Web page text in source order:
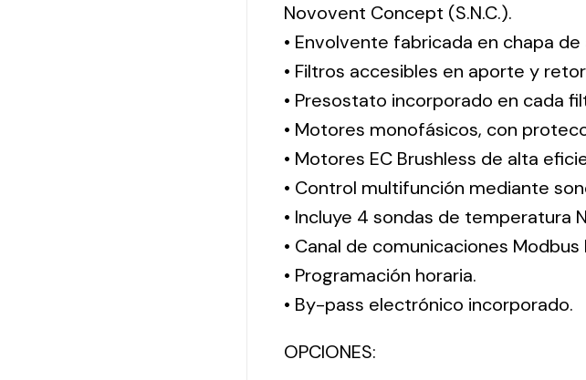
Novovent Concept (S.N.C.).
• Envolvente fabricada en chapa
• Filtros accesibles en aporte y
• Presostato incorporado en cada
• Motores monofásicos, con
• Motores EC Brushless de alta
• Control multifunción mediante
• Incluye 4 sondas de temperatura
• Canal de comunicaciones Modbus
• Programación horaria.
• By-pass electrónico incorporado.
OPCIONES: